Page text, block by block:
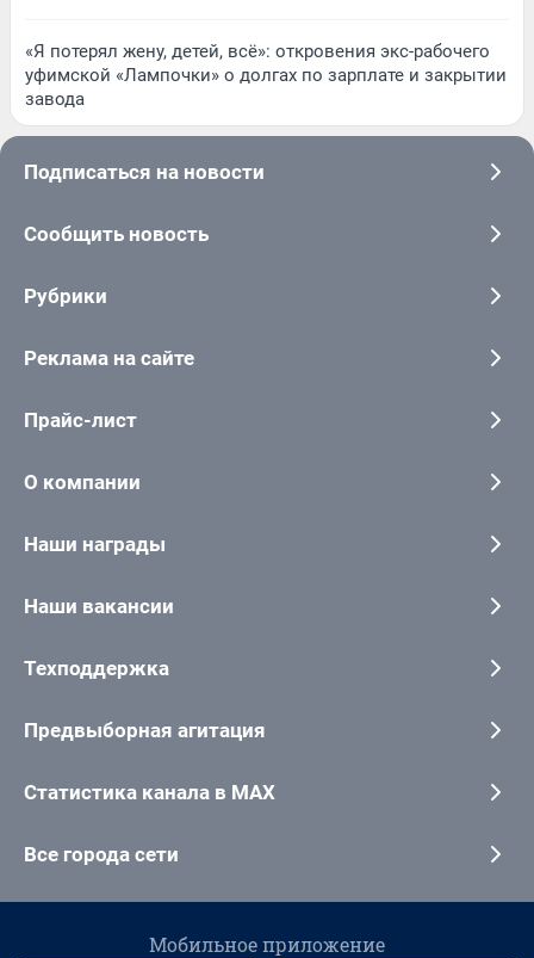
«Я потерял жену, детей, всё»: откровения экс-рабочего
уфимской «Лампочки» о долгах по зарплате и закрытии
завода
Подписаться на новости
Сообщить новость
Рубрики
Реклама на сайте
Прайс-лист
О компании
Наши награды
Наши вакансии
Техподдержка
Предвыборная агитация
Статистика канала в MAX
Все города сети
Мобильное приложение